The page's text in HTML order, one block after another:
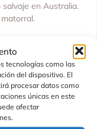
tecnologías como las
del dispositivo. El
procesar datos como
únicas en este
afectar
en Australia.
limpiar
necesario lavarlo
y forma
para
un consumo